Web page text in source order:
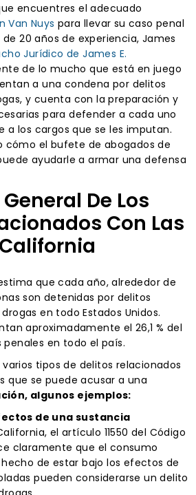
encuentres el adecuado
Van Nuys para llevar su caso penal
20 años de experiencia, James
Jurídico de James E.
de lo mucho que está en juego
a una condena por delitos
y cuenta con la preparación y
para defender a cada uno
a los cargos que se les imputan.
cómo el bufete de abogados de
ayudarle a armar una defensa
De Los
Con Las
que cada año, alrededor de
son detenidas por delitos
en todo Estados Unidos.
aproximadamente el 26,1 % del
en todo el país.
tipos de delitos relacionados
que se puede acusar a una
algunos ejemplos:
de una sustancia
el artículo 11550 del Código
claramente que el consumo
de estar bajo los efectos de
pueden considerarse un delito